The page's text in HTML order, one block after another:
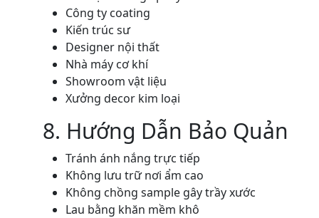
Công ty coating
Kiến trúc sư
Designer nội thất
Nhà máy cơ khí
Showroom vật liệu
Xưởng decor kim loại
8. Hướng Dẫn Bảo Quản
Tránh ánh nắng trực tiếp
Không lưu trữ nơi ẩm cao
Không chồng sample gây trầy xước
Lau bằng khăn mềm khô